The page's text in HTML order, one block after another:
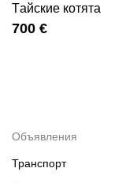
Tайскиe котятa
700 €
Объявления
Транспорт